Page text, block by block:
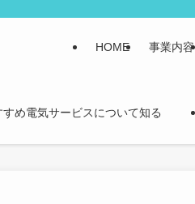
HOME 事業内容
め電気サービスについて知る